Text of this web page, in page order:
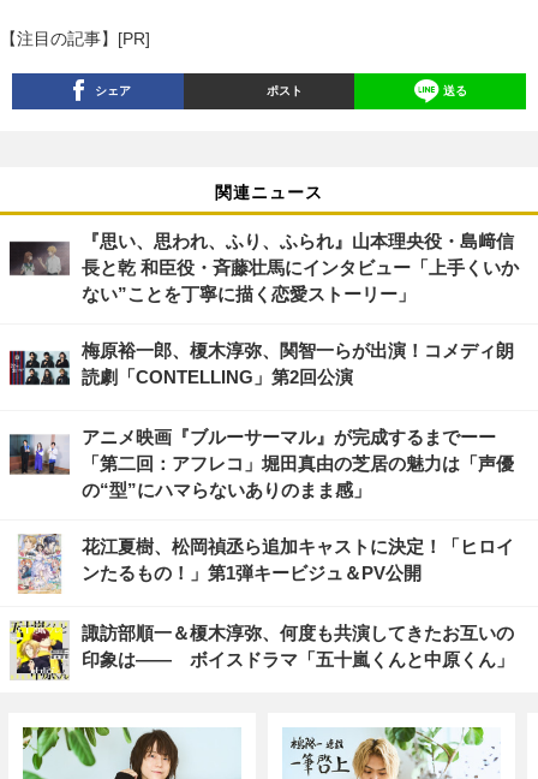
【注目の記事】[PR]
シェア ポスト 送る
関連ニュース
『思い、思われ、ふり、ふられ』山本理央役・島﨑信
長と乾 和臣役・斉藤壮馬にインタビュー「上手くいか
ない”ことを丁寧に描く恋愛ストーリー」
梅原裕一郎、榎木淳弥、関智一らが出演！コメディ朗
読劇「CONTELLING」第2回公演
アニメ映画『ブルーサーマル』が完成するまでーー
「第二回：アフレコ」堀田真由の芝居の魅力は「声優
の“型”にハマらないありのまま感」
花江夏樹、松岡禎丞ら追加キャストに決定！「ヒロイ
ンたるもの！」第1弾キービジュ＆PV公開
諏訪部順一＆榎木淳弥、何度も共演してきたお互いの
印象は―― ボイスドラマ「五十嵐くんと中原くん」